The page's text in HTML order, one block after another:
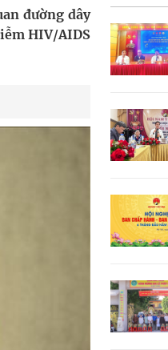
đường dây
HIV/AIDS